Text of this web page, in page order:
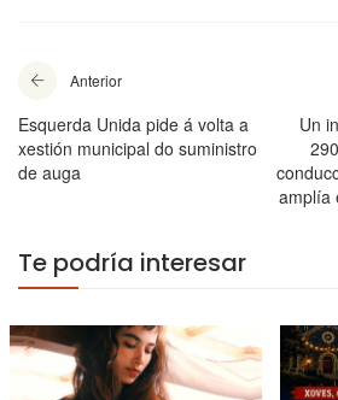
Anterior
Esquerda Unida pide á volta a
xestión municipal do suministro
de auga
Un
amplía
Te podría interesar